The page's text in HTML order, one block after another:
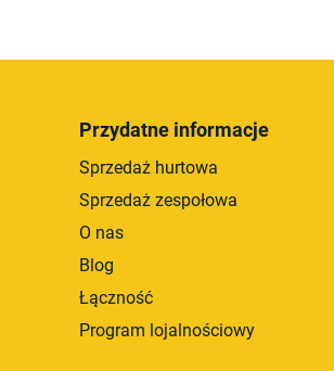
o
Przydatne informacje
Sprzedaż hurtowa
Sprzedaż zespołowa
O nas
Blog
Łączność
Program lojalnościowy